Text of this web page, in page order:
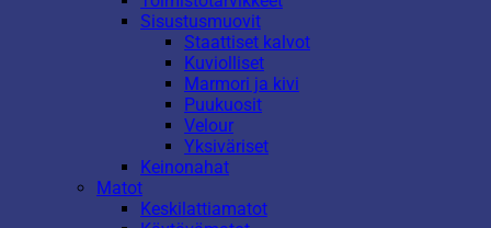
Sisustusmuovit
Staattiset kalvot
Kuviolliset
Marmori ja kivi
Puukuosit
Velour
Yksiväriset
Keinonahat
Matot
Keskilattiamatot